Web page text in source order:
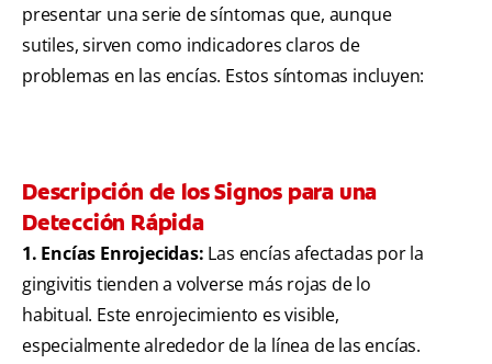
presentar una serie de síntomas que, aunque
sutiles, sirven como indicadores claros de
problemas en las encías. Estos síntomas incluyen:
Descripción de los Signos para una
Detección Rápida
1. Encías Enrojecidas: Las encías afectadas por la
gingivitis tienden a volverse más rojas de lo
habitual. Este enrojecimiento es visible,
especialmente alrededor de la línea de las encías.